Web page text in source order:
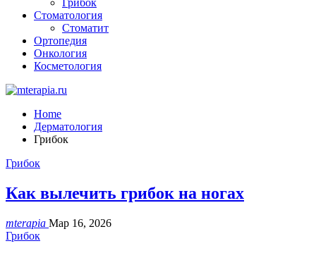
Грибок
Стоматология
Стоматит
Ортопедия
Онкология
Косметология
Home
Дерматология
Грибок
Грибок
Как вылечить грибок на ногах
mterapia Мар 16, 2026
Грибок